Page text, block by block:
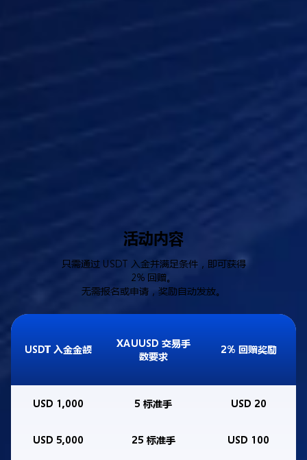
活动内容
只需通过 USDT 入金并满足条件，即可获得
2% 回赠。
无需报名或申请，奖励自动发放。
USDT 入金金额
XAUUSD 交易手
数要求
2% 回赠奖励
USD 1,000 5 标准手 USD 20
USD 5,000 25 标准手 USD 100